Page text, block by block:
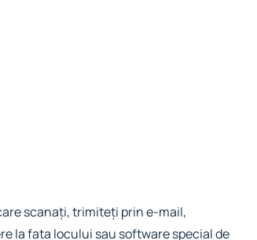
scanați, trimiteți prin e-mail,
la fața locului sau software special de